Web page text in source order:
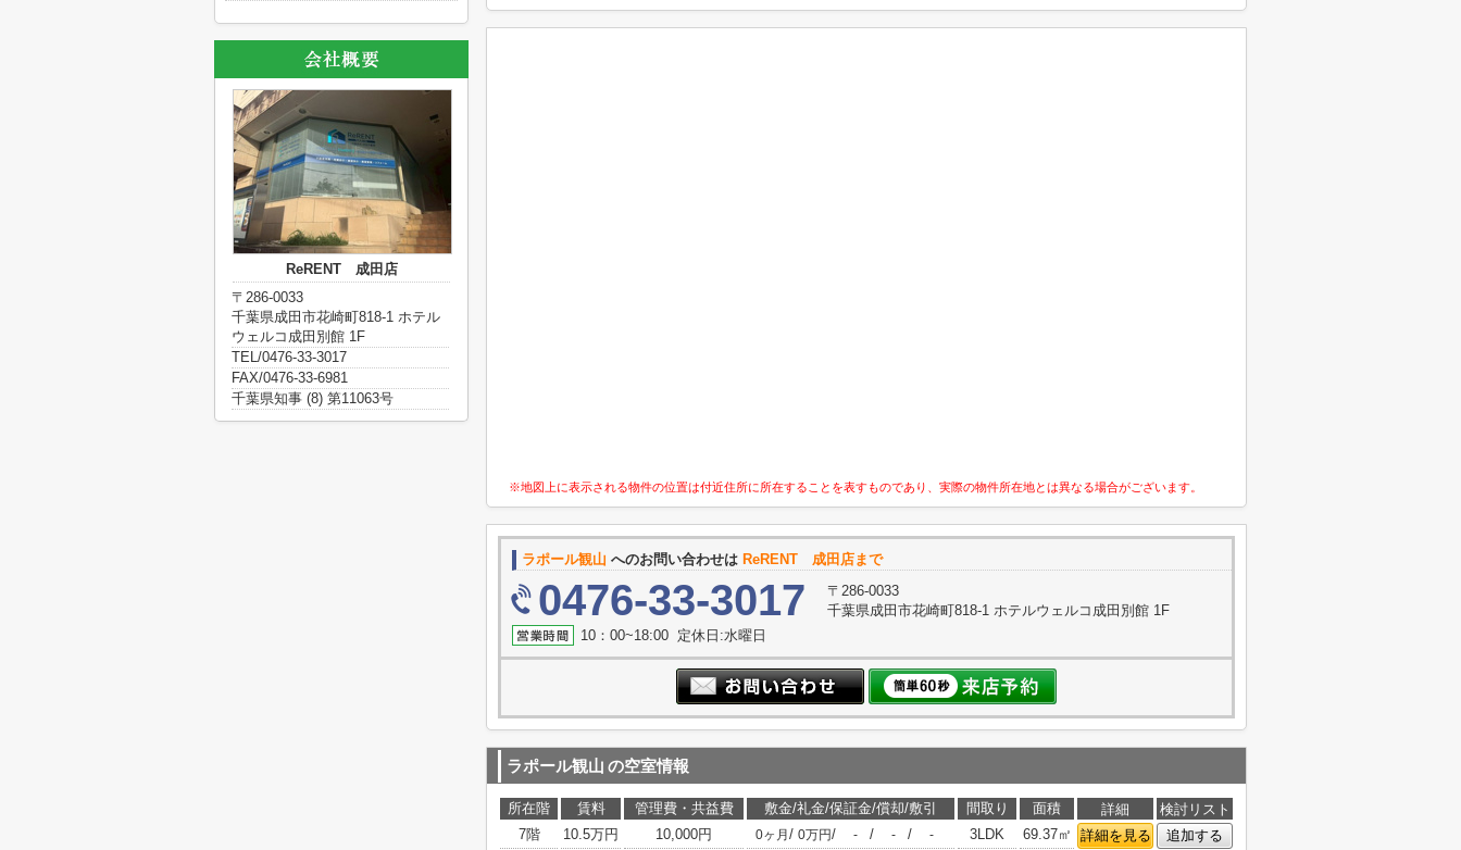
※地図上に表示される物件の位置は付近住所に所在することを表すものであり、実際の物件所在地とは異なる場合がございます。
ラポール観山 へのお問い合わせは ReRENT 成田店まで
0476-33-3017
〒286-0033
千葉県成田市花崎町818-1 ホテルウェルコ成田別館 1F
10：00~18:00 定休日:水曜日
ラポール観山 の空室情報
所在階 賃料 管理費・共益費 敷金/礼金/保証金/償却/敷引 間取り 面積 詳細
検討リスト
7階
10.5万円 10,000円 0ヶ月 / 0万円/ - / - / - 3LDK 69.37㎡ 詳細を見る 追加する
ReRENT 成田店
〒286-0033
千葉県成田市花崎町818-1 ホテル
ウェルコ成田別館 1F
TEL/0476-33-3017
FAX/0476-33-6981
千葉県知事 (8) 第11063号